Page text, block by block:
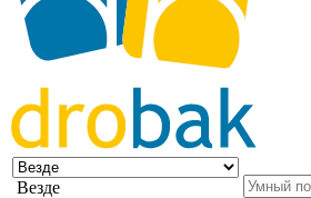
Везде